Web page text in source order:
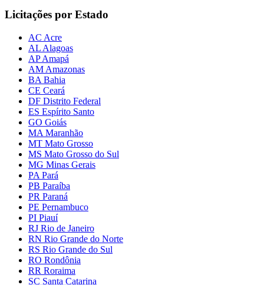
Licitações por Estado
AC Acre
AL Alagoas
AP Amapá
AM Amazonas
BA Bahia
CE Ceará
DF Distrito Federal
ES Espírito Santo
GO Goiás
MA Maranhão
MT Mato Grosso
MS Mato Grosso do Sul
MG Minas Gerais
PA Pará
PB Paraíba
PR Paraná
PE Pernambuco
PI Piauí
RJ Rio de Janeiro
RN Rio Grande do Norte
RS Rio Grande do Sul
RO Rondônia
RR Roraima
SC Santa Catarina